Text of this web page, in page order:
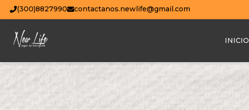
(300)8827990 contactanos.newlife@gmail.com
INICIO